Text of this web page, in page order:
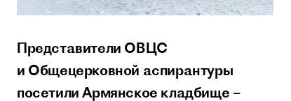
Представители ОВЦС
и Общецерковной аспирантуры
посетили Армянское кладбище –